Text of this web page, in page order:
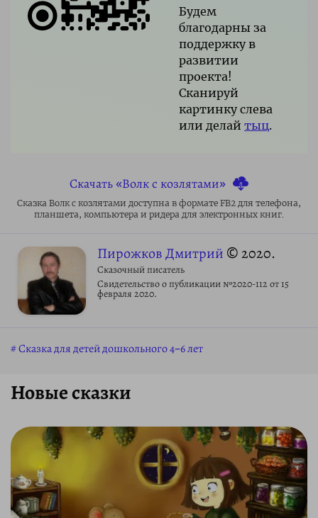
Будем
благодарны за
поддержку в
развитии
проекта!
Сканируй
картинку слева
или делай тыц.
Скачать «Волк с козлятами»
Сказка Волк с козлятами доступна в формате FB2 для телефона,
планшета, компьютера и ридера для электронных книг.
Пирожков Дмитрий © 2020.
Сказочный писатель
Свидетельство о публикации №2020-112 от 15
февраля 2020.
Сказка для детей дошкольного 4–6 лет
Новые сказки